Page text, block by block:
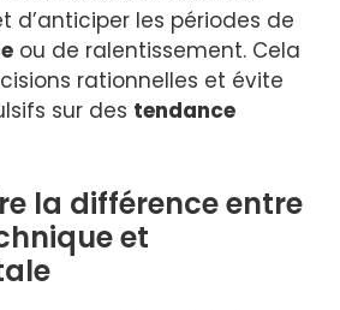
d’anticiper les périodes de
ou de ralentissement. Cela
rationnelles et évite
sur des tendance
la différence entre
et